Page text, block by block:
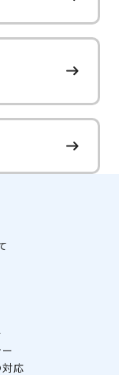
応